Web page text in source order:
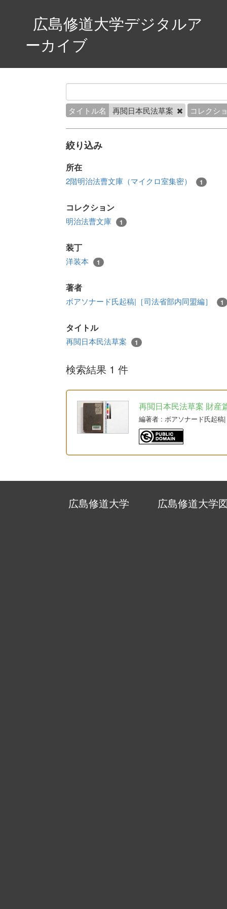
広島修道大学デジタルア
ーカイブ
タイトル名 再閲日本民法草案 コレクシ
絞り込み
所在
2階明治法曹文庫（マイクロ室集密） 1
コレクション
明治法曹文庫 1
装丁
洋装本 1
著者
ボアソナード氏起稿|［司法省部内同盟編］ 1
タイトル
再閲日本民法草案 1
検索結果 1 件
再閲日本民法草案 財産
編著者 : ボアソナード氏起稿
広島修道大学 広島修道大学